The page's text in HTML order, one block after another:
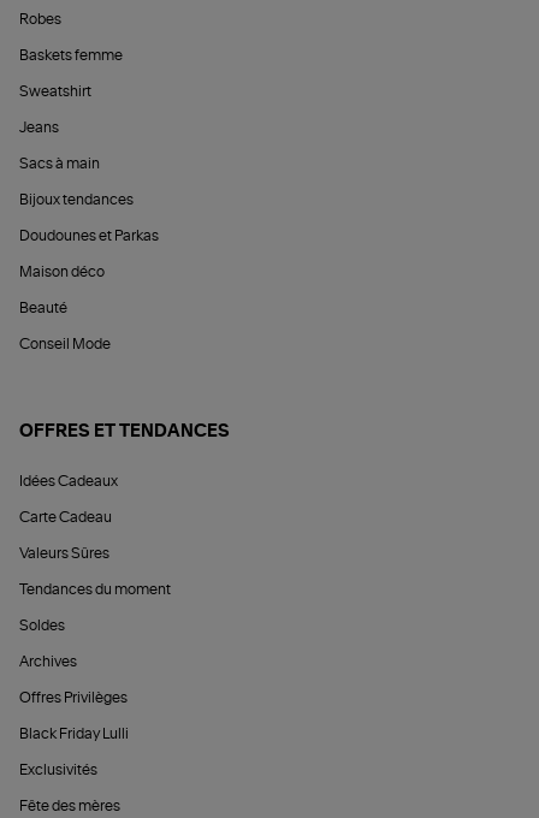
Robes
Baskets femme
Sweatshirt
Jeans
Sacs à main
Bijoux tendances
Doudounes et Parkas
Maison déco
Beauté
Conseil Mode
OFFRES ET TENDANCES
Idées Cadeaux
Carte Cadeau
Valeurs Sûres
Tendances du moment
Soldes
Archives
Offres Privilèges
Black Friday Lulli
Exclusivités
Fête des mères